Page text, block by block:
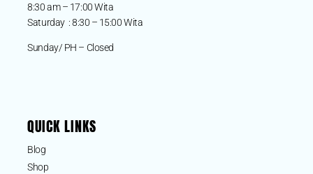
8:30 am – 17:00 Wita
Saturday : 8:30 – 15:00 Wita
Sunday/ PH – Closed
QUICK LINKS
Blog
Shop